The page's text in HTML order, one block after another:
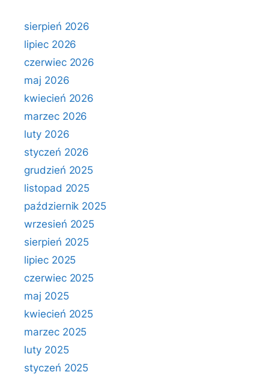
sierpień 2026
lipiec 2026
czerwiec 2026
maj 2026
kwiecień 2026
marzec 2026
luty 2026
styczeń 2026
grudzień 2025
listopad 2025
październik 2025
wrzesień 2025
sierpień 2025
lipiec 2025
czerwiec 2025
maj 2025
kwiecień 2025
marzec 2025
luty 2025
styczeń 2025